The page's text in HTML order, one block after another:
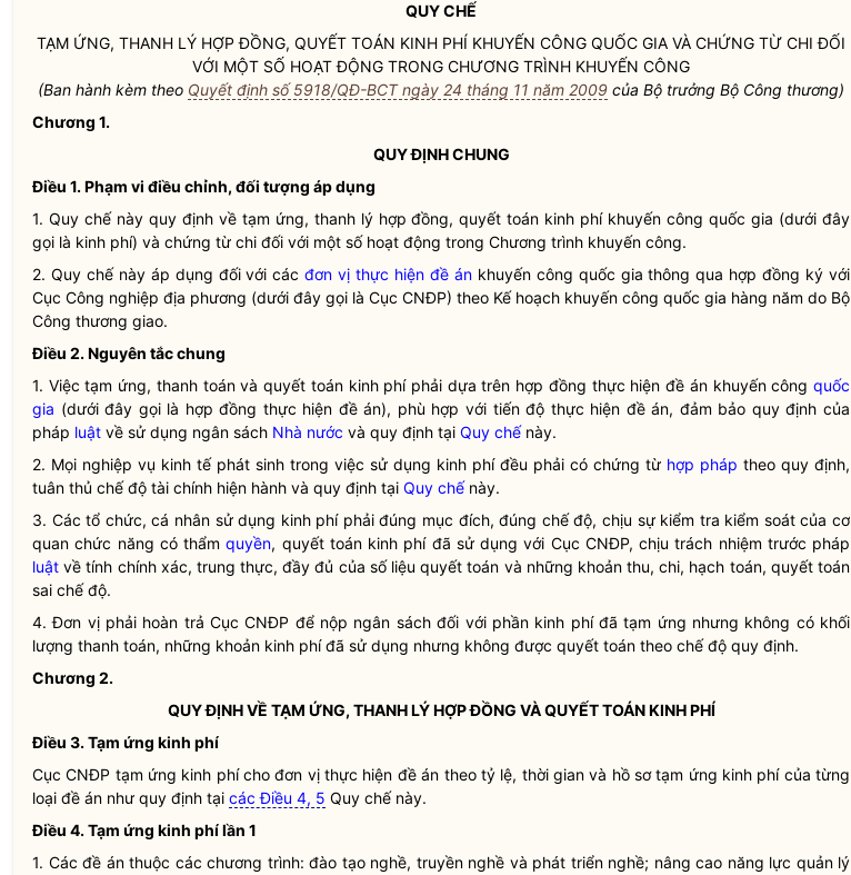
QUY CHẾ
TẠM ỨNG, THANH LÝ HỢP ĐỒNG, QUYẾT TOÁN KINH PHÍ KHUYẾN CÔNG QUỐC GIA VÀ CHỨNG TỪ CHI ĐỐI
VỚI MỘT SỐ HOẠT ĐỘNG TRONG CHƯƠNG TRÌNH KHUYẾN CÔNG
(Ban hành kèm theo Quyết định số 5918/QĐ-BCT ngày 24 tháng 11 năm 2009 của Bộ trưởng Bộ Công thương)
Chương 1.
QUY ĐỊNH CHUNG
Điều 1. Phạm vi điều chỉnh, đối tượng áp dụng
1. Quy chếnày quy định về tạm ứng, thanh lý hợp đồng, quyết toán kinh phí khuyến côngquốc gia (dưới đây
gọi là kinh phí) và chứng từ chi đối với một số hoạt động trong Chương trình khuyến công.
2. Quy chếnày áp dụng đối với cácđơn vị thực hiện đề ánkhuyến công quốc gia thông qua hợp đồng ký với
Cục Công nghiệp địa phương (dưới đây gọi là Cục CNĐP) theo Kế hoạch khuyến công quốc gia hàng năm do Bộ
Công thương giao.
Điều 2. Nguyên tắc chung
1. Việc tạm ứng, thanh toán và quyết toán kinh phí phải dựa trên hợp đồng thực hiện đề án khuyến công quốc
gia (dưới đây gọi là hợp đồng thực hiện đề án), phù hợp với tiến độ thực hiện đề án, đảm bảo quy định của
pháp luật về sử dụng ngân sách Nhà nước và quy định tại Quy chếnày.
2. Mọi nghiệp vụ kinh tế phát sinh trong việc sử dụng kinh phí đều phải có chứng từ hợp pháp theo quy định,
tuân thủ chế độ tài chính hiện hành và quy định tại Quy chếnày.
3. Các tổ chức, cá nhân sử dụng kinh phí phải đúng mục đích, đúng chế độ, chịu sự kiểm tra kiểm soát của cơ
quan chức năng có thẩmquyền, quyết toán kinh phí đã sử dụng với Cục CNĐP, chịu trách nhiệm trước pháp
luật về tính chính xác, trung thực, đầy đủ của số liệu quyết toán và những khoản thu, chi, hạch toán, quyết toán
sai chế độ.
4. Đơn vị phải hoàn trả Cục CNĐP để nộp ngân sách đối với phần kinh phí đã tạm ứng nhưng không có khối
lượng thanh toán, những khoản kinh phí đã sử dụng nhưng không được quyết toán theo chế độ quy định.
Chương 2.
QUY ĐỊNH VỀ TẠM ỨNG, THANH LÝ HỢP ĐỒNG VÀ QUYẾT TOÁN KINH PHÍ
Điều 3. Tạm ứng kinh phí
Cục CNĐP tạm ứng kinh phí chođơn vị thực hiện đề án theo tỷ lệ, thời gian và hồ sơ tạm ứng kinh phí của từng
loại đề án như quy định tại các Điều 4, 5 Quy chếnày.
Điều 4. Tạm ứng kinh phí lần 1
1. Các đề án thuộc các chương trình: đào tạo nghề, truyền nghề và phát triển nghề; nâng cao năng lực quản lý